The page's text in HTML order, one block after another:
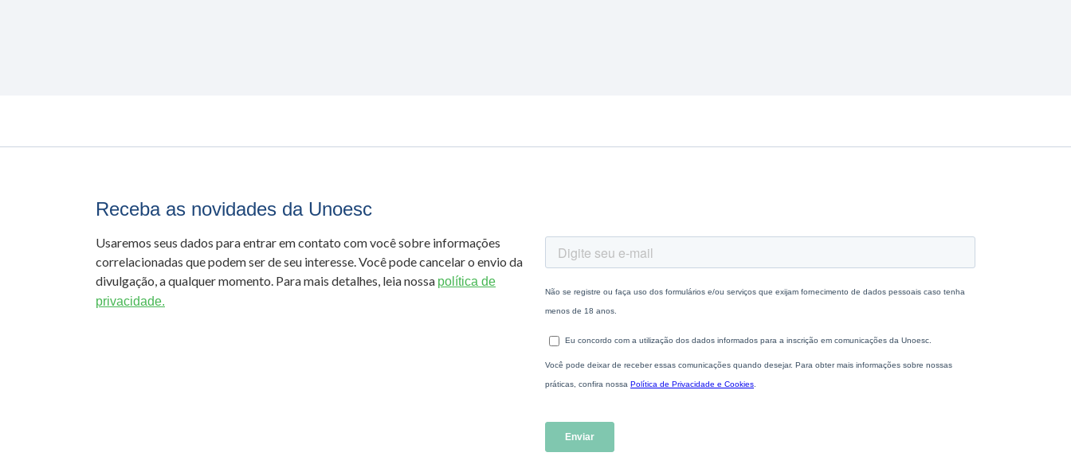
Receba as novidades da Unoesc
Usaremos seus dados para entrar em contato com você sobre informações
correlacionadas que podem ser de seu interesse. Você pode cancelar o envio da
divulgação, a qualquer momento. Para mais detalhes, leia nossa política de
privacidade.